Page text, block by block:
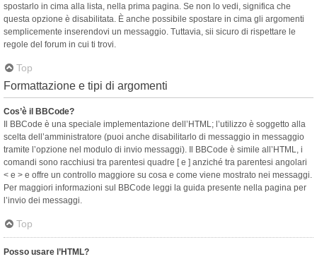
spostarlo in cima alla lista, nella prima pagina. Se non lo vedi, significa che
questa opzione è disabilitata. È anche possibile spostare in cima gli argomenti
semplicemente inserendovi un messaggio. Tuttavia, sii sicuro di rispettare le
regole del forum in cui ti trovi.
Top
Formattazione e tipi di argomenti
Cos’è il BBCode?
Il BBCode è una speciale implementazione dell’HTML; l’utilizzo è soggetto alla
scelta dell’amministratore (puoi anche disabilitarlo di messaggio in messaggio
tramite l’opzione nel modulo di invio messaggi). Il BBCode è simile all’HTML, i
comandi sono racchiusi tra parentesi quadre [ e ] anziché tra parentesi angolari
< e > e offre un controllo maggiore su cosa e come viene mostrato nei messaggi.
Per maggiori informazioni sul BBCode leggi la guida presente nella pagina per
l’invio dei messaggi.
Top
Posso usare l’HTML?